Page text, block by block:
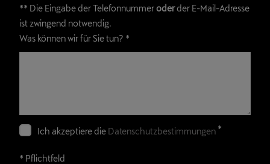
** Die Eingabe der Telefonnummeroderder E-Mail-Adresse
ist zwingend notwendig.
Was können wir für Sie tun? *
Ich akzeptiere die Datenschutzbestimmungen *
* Pflichtfeld